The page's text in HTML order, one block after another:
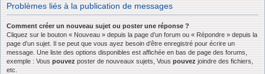
Problèmes liés à la publication de messages
Comment créer un nouveau sujet ou poster une réponse ?
Cliquez sur le bouton « Nouveau » depuis la page d’un forum ou « Répondre » depuis la
page d’un sujet. Il se peut que vous ayez besoin d’être enregistré pour écrire un
message. Une liste des options disponibles est affichée en bas de page des forums,
exemple : Vous pouvez poster de nouveaux sujets, Vous pouvez joindre des fichiers,
etc.